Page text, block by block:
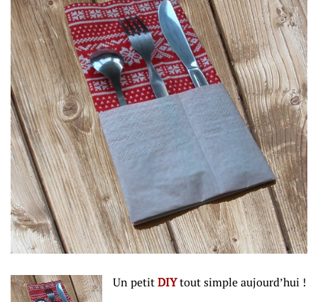
Un petitDIYtout simple aujourd’hui !